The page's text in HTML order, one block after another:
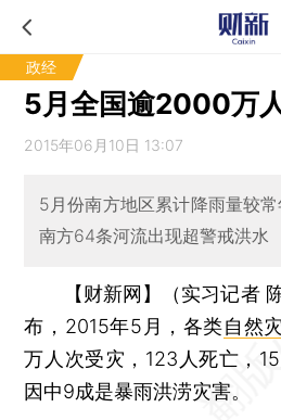
政经
5月全国逾2000万
2015年06月10日 13:07
5月份南方地区累计降雨量较
南方64条河流出现超警戒洪水
【财新网】（实习记者
布，2015年5月，各类自然
万人次受灾，123人死亡，
因中9成是暴雨洪涝灾害。